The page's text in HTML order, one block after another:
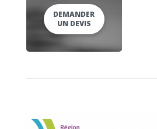
DEMANDER
UN DEVIS